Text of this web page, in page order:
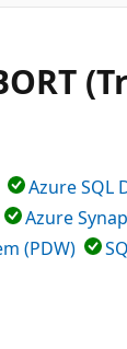
Azure SQL
Azure
(PDW)